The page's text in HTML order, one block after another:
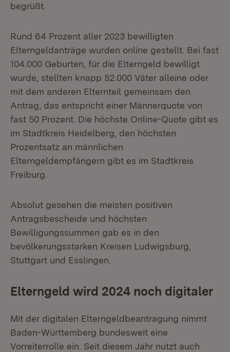
begrüßt.
Rund 64 Prozent aller 2023 bewilligten
Elterngeldanträge wurden online gestellt. Bei fast
104.000 Geburten, für die Elterngeld bewilligt
wurde, stellten knapp 52.000 Väter alleine oder
mit dem anderen Elternteil gemeinsam den
Antrag, das entspricht einer Männerquote von
fast 50 Prozent. Die höchste Online-Quote gibt es
im Stadtkreis Heidelberg, den höchsten
Prozentsatz an männlichen
Elterngeldempfängern gibt es im Stadtkreis
Freiburg.
Absolut gesehen die meisten positiven
Antragsbescheide und höchsten
Bewilligungssummen gab es in den
bevölkerungsstarken Kreisen Ludwigsburg,
Stuttgart und Esslingen.
Elterngeld wird 2024 noch digitaler
Mit der digitalen Elterngeldbeantragung nimmt
Baden-Württemberg bundesweit eine
Vorreiterrolle ein. Seit diesem Jahr nutzt auch